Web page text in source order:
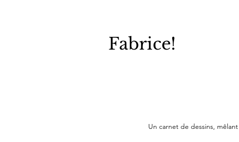
Fabrice!
Un carnet de dessins,